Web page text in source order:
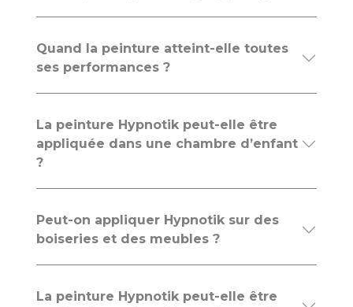
Quand la peinture atteint-elle toutes
ses performances ?
La peinture Hypnotik peut-elle être
appliquée dans une chambre d’enfant
?
Peut-on appliquer Hypnotik sur des
boiseries et des meubles ?
La peinture Hypnotik peut-elle être